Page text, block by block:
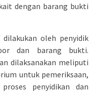
dengan barang bukti
oleh penyidik
dan barang bukti.
dilaksanakan meliputi
untuk pemeriksaan,
penyidikan dan